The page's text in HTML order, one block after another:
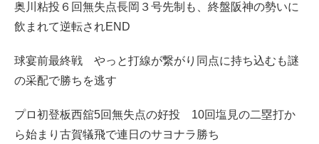
奥川粘投６回無失点長岡３号先制も、終盤阪神の勢いに
飲まれて逆転されEND
球宴前最終戦 やっと打線が繋がり同点に持ち込むも謎
の采配で勝ちを逃す
プロ初登板西舘5回無失点の好投 10回塩見の二塁打か
ら始まり古賀犠飛で連日のサヨナラ勝ち